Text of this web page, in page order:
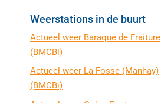
Weerstations in de buurt
Actueel weer Baraque de Fraiture
(BMCBi)
Actueel weer La-Fosse (Manhay)
(BMCBi)